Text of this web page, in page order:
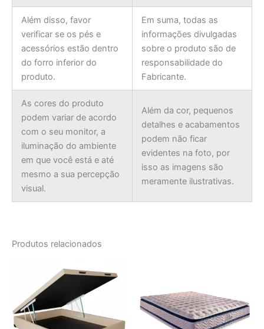
Além disso, favor
verificar se os pés e
acessórios estão dentro
do forro inferior do
produto.
Em suma, todas as
informações divulgadas
sobre o produto são de
responsabilidade do
Fabricante.
As cores do produto
podem variar de acordo
com o seu monitor, a
iluminação do ambiente
em que você está e até
mesmo a sua percepção
visual.
Além da cor, pequenos
detalhes e acabamentos
podem não ficar
evidentes na foto, por
isso as imagens são
meramente ilustrativas.
Produtos relacionados